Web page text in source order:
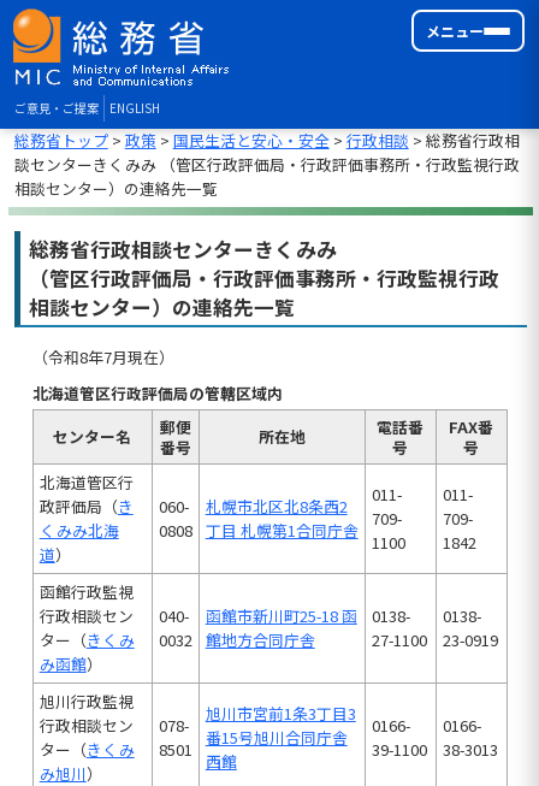
ご意見・ご提案 ENGLISH
メニュー
総務省トップ> 政策> 国民生活と安心・安全> 行政相談 > 総務省行政相
談センターきくみみ （管区行政評価局・行政評価事務所・行政監視行政
相談センター）の連絡先一覧
総務省行政相談センターきくみみ
（管区行政評価局・行政評価事務所・行政監視行政
相談センター）の連絡先一覧
（令和8年7月現在）
北海道管区行政評価局の管轄区域内
センター名
郵便
番号
所在地
電話番
号
FAX番
号
北海道管区行
政評価局（き
くみみ北海
道）
060-
0808
札幌市北区北8条西2
丁目 札幌第1合同庁舎
011-
709-
1100
011-
709-
1842
函館行政監視
行政相談セン
ター（きくみ
み函館）
040-
0032
函館市新川町25-18 函
館地方合同庁舎
0138-
27-1100
0138-
23-0919
旭川行政監視
行政相談セン
ター（きくみ
み旭川）
078-
8501
旭川市宮前1条3丁目3
番15号旭川合同庁舎
西館
0166-
39-1100
0166-
38-3013